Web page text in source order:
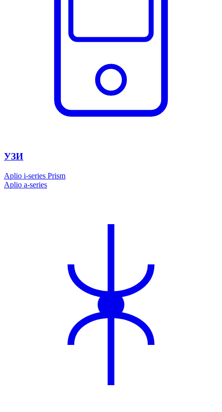
УЗИ
Aplio i-series Prism
Aplio a-series